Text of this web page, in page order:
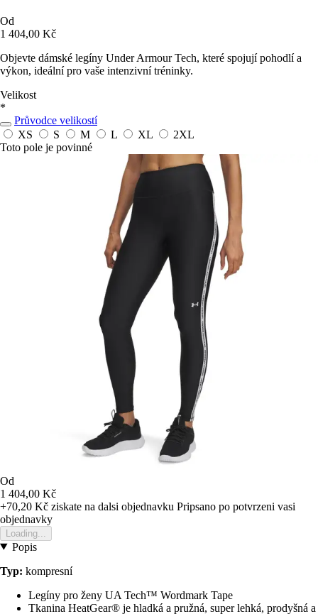
Od
1 404,00 Kč
Objevte dámské legíny Under Armour Tech, které spojují pohodlí a
výkon, ideální pro vaše intenzivní tréninky.
Velikost
*
Průvodce velikostí
XS
S M L XL
2XL
Toto pole je povinné
Od
1 404,00 Kč
+70,20 Kč ziskate na dalsi objednavku Pripsano po potvrzeni vasi
objednavky
Loading...
Popis
Typ: kompresní
Legíny pro ženy UA Tech™ Wordmark Tape
Tkanina HeatGear® je hladká a pružná, super lehká, prodyšná a